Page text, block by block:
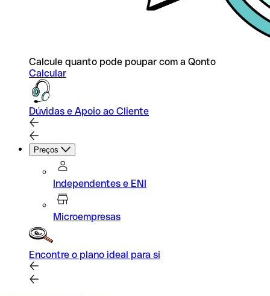
Calcule quanto pode poupar com a Qonto
Calcular
Dúvidas e Apoio ao Cliente
Preços
Independentes e ENI
Microempresas
Encontre o plano ideal para si